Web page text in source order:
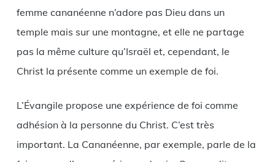
femme cananéenne n’adore pas Dieu dans un
temple mais sur une montagne, et elle ne partage
pas la même culture qu’Israël et, cependant, le
Christ la présente comme un exemple de foi.
L’Évangile propose une expérience de foi comme
adhésion à la personne du Christ. C’est très
important. La Cananéenne, par exemple, parle de la